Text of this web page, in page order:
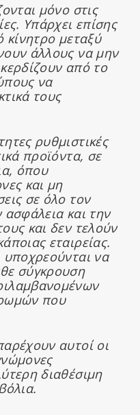
μόνο στις
Υπάρχει επίσης
κίνητρο μεταξύ
άλλους να μην
από το
να
τους
ρυθμιστικές
προϊόντα, σε
όπου
και μη
σε όλο τον
και την
και δεν τελούν
εταιρείας.
υποχρεούνται να
σύγκρουση
που
αυτοί οι
διαθέσιμη